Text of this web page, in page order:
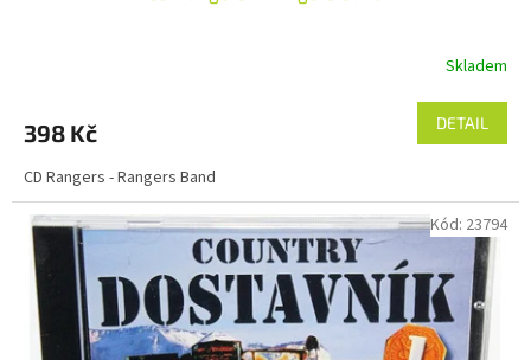
Skladem
398 Kč DETAIL
CD Rangers - Rangers Band
Kód: 23794